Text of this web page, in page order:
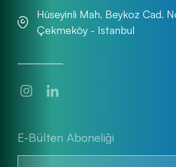
Hüseyinli Mah. Beykoz Cad.
Çekmeköy - Istanbul
E-Bülten Aboneliği